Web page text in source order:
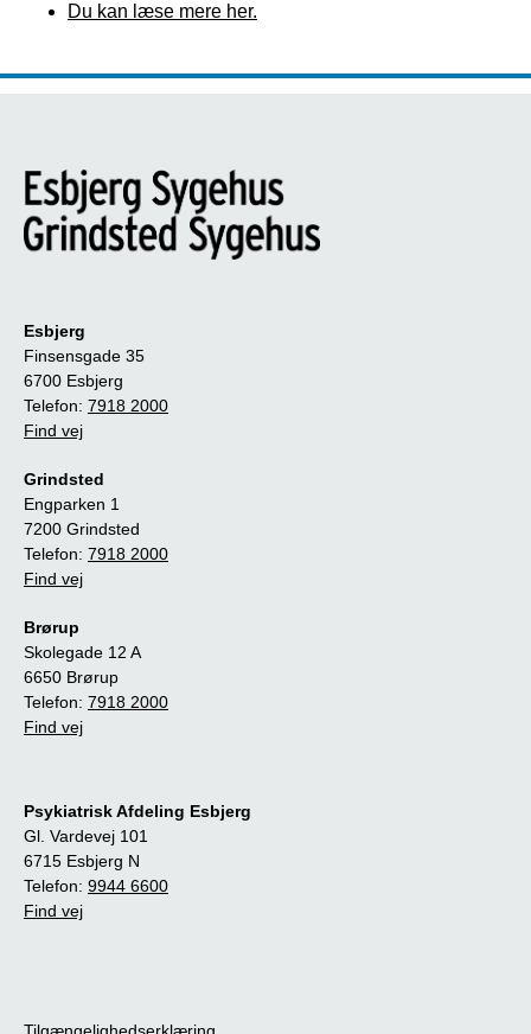
Du kan læse mere her.
Esbjerg
Finsensgade 35
6700 Esbjerg
Telefon: 7918 2000
Find vej
Grindsted
Engparken 1
7200 Grindsted
Telefon: 7918 2000
Find vej
Brørup
Skolegade 12 A
6650 Brørup
Telefon: 7918 2000
Find vej
Psykiatrisk Afdeling Esbjerg
Gl. Vardevej 101
6715 Esbjerg N
Telefon: 9944 6600
Find vej
Tilgængelighedserklæring